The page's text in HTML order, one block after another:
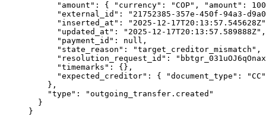
      "amount"
: { "currency" : "COP" , "amount" : 100
      "external_id"
:
"21752385-357e-450f-94a3-
      "inserted_at"
:
"2025-12-17T20:13:57.545628Z"
      "updated_at"
: "2025-12-17T20:13:57.589888Z" ,
      "payment_id"
: null ,
      "state_reason"
: "target_creditor_mismatch" ,
      "resolution_request_id"
:
      "timemarks"
: {},
      "expected_creditor"
: { "document_type" :
"CC"
    },
    "type"
:
"outgoing_transfer.created"
  }
}